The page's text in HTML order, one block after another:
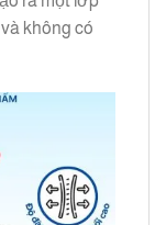
không có